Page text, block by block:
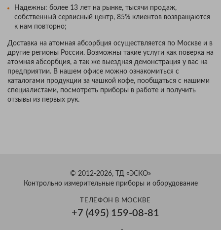
Надежны: более 13 лет на рынке, тысячи продаж,
собственный сервисный центр, 85% клиентов возвращаются
к нам повторно;
Доставка на атомная абсорбция осуществляется по Москве и в
другие регионы России. Возможны такие услуги как поверка на
атомная абсорбция, а так же выездная демонстрация у вас на
предприятии. В нашем офисе можно ознакомиться с
каталогами продукции за чашкой кофе, пообщаться с нашими
специалистами, посмотреть приборы в работе и получить
отзывы из первых рук.
© 2012-2026, ТД «ЭСКО»
Контрольно измерительные приборы и оборудование
ТЕЛЕФОН В МОСКВЕ
+7 (495) 159-08-81